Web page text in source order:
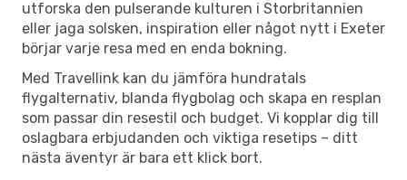
utforska den pulserande kulturen i Storbritannien
eller jaga solsken, inspiration eller något nytt i Exeter
börjar varje resa med en enda bokning.
Med Travellink kan du jämföra hundratals
flygalternativ, blanda flygbolag och skapa en resplan
som passar din resestil och budget. Vi kopplar dig till
oslagbara erbjudanden och viktiga resetips – ditt
nästa äventyr är bara ett klick bort.